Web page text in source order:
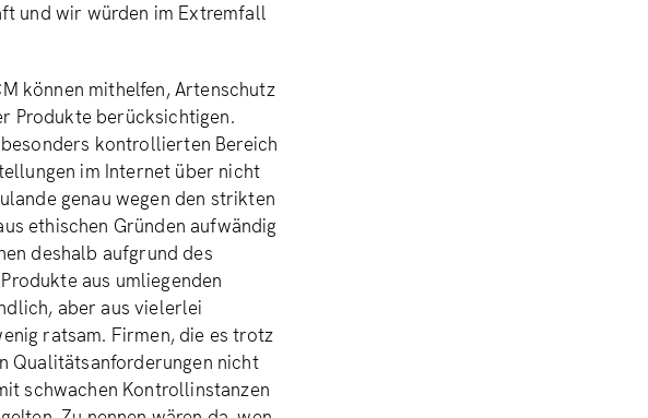
und wir würden im Extremfall
können mithelfen, Artenschutz
Produkte berücksichtigen.
kontrollierten Bereich
im Internet über nicht
genau wegen den strikten
ethischen Gründen aufwändig
deshalb aufgrund des
aus umliegenden
aber aus vielerlei
ratsam. Firmen, die es trotz
Qualitätsanforderungen nicht
schwachen Kontrollinstanzen